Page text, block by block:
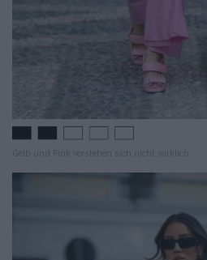
Gelb und Pink verstehen sich nicht wirklich.